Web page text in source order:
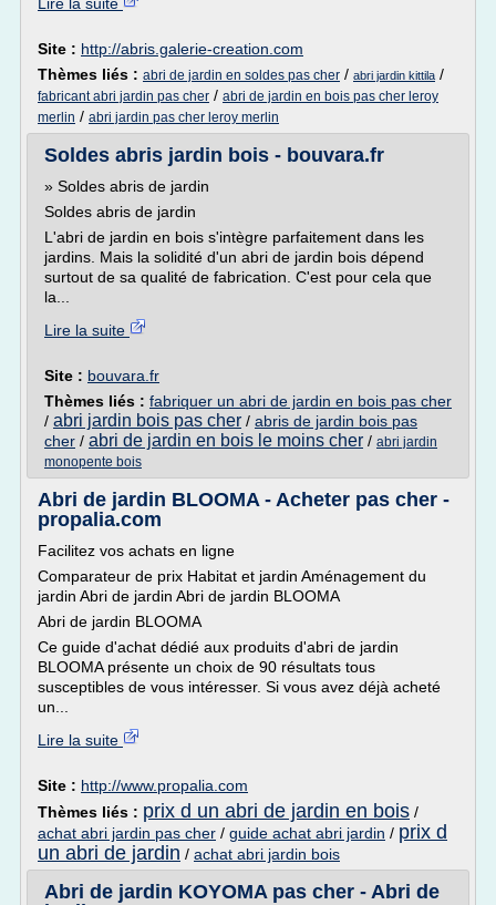
Site : http://abris.galerie-creation.com
Thèmes liés : abri de jardin en soldes pas cher / abri jardin kittila /
fabricant abri jardin pas cher / abri de jardin en bois pas cher leroy
merlin / abri jardin pas cher leroy merlin
Soldes abris jardin bois - bouvara.fr
» Soldes abris de jardin
Soldes abris de jardin
L'abri de jardin en bois s'intègre parfaitement dans les
jardins. Mais la solidité d'un abri de jardin bois dépend
surtout de sa qualité de fabrication. C'est pour cela que
la...
Lire la suite
Site : bouvara.fr
Thèmes liés : fabriquer un abri de jardin en bois pas cher
/ abri jardin bois pas cher / abris de jardin bois pas
cher / abri de jardin en bois le moins cher / abri jardin
monopente bois
Abri de jardin BLOOMA - Acheter pas cher -
propalia.com
Facilitez vos achats en ligne
Comparateur de prix Habitat et jardin Aménagement du
jardin Abri de jardin Abri de jardin BLOOMA
Abri de jardin BLOOMA
Ce guide d'achat dédié aux produits d'abri de jardin
BLOOMA présente un choix de 90 résultats tous
susceptibles de vous intéresser. Si vous avez déjà acheté
un...
Lire la suite
Site : http://www.propalia.com
Thèmes liés : prix d un abri de jardin en bois /
achat abri jardin pas cher / guide achat abri jardin / prix d
un abri de jardin / achat abri jardin bois
Abri de jardin KOYOMA pas cher - Abri de